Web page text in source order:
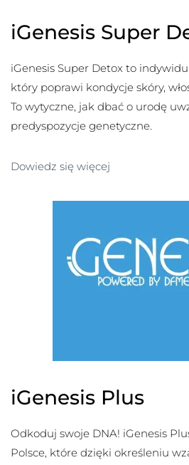
iGenesis Super
iGenesis Super Detox to
który poprawi kondycje skóry,
To wytyczne, jak dbać o urodę
predyspozycje genetyczne.
Dowiedz się więcej
iGenesis Plus
Odkoduj swoje DNA! iGenesis
Polsce, które dzięki określeniu